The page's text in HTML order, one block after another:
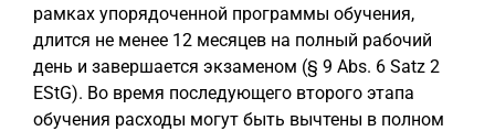
рамках упорядоченной программы обучения,
длится не менее 12 месяцев на полный рабочий
день и завершается экзаменом (§ 9 Abs. 6 Satz 2
EStG). Во время последующего второго этапа
обучения расходы могут быть вычтены в полном